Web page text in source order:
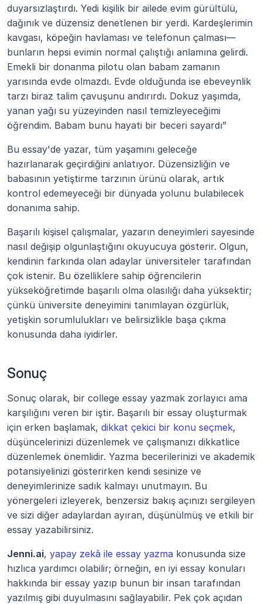
duyarsızlaştırdı. Yedi kişilik bir ailede evim gürültülü,
dağınık ve düzensiz denetlenen bir yerdi. Kardeşlerimin
kavgası, köpeğin havlaması ve telefonun çalması—
bunların hepsi evimin normal çalıştığı anlamına gelirdi.
Emekli bir donanma pilotu olan babam zamanın
yarısında evde olmazdı. Evde olduğunda ise ebeveynlik
tarzı biraz talim çavuşunu andırırdı. Dokuz yaşımda,
yanan yağı su yüzeyinden nasıl temizleyeceğimi
öğrendim. Babam bunu hayati bir beceri sayardı”
Bu essay'de yazar, tüm yaşamını geleceğe
hazırlanarak geçirdiğini anlatıyor. Düzensizliğin ve
babasının yetiştirme tarzının ürünü olarak, artık
kontrol edemeyeceği bir dünyada yolunu bulabilecek
donanıma sahip.
Başarılı kişisel çalışmalar, yazarın deneyimleri sayesinde
nasıl değişip olgunlaştığını okuyucuya gösterir. Olgun,
kendinin farkında olan adaylar üniversiteler tarafından
çok istenir. Bu özelliklere sahip öğrencilerin
yükseköğretimde başarılı olma olasılığı daha yüksektir;
çünkü üniversite deneyimini tanımlayan özgürlük,
yetişkin sorumlulukları ve belirsizlikle başa çıkma
konusunda daha iyidirler.
Sonuç
Sonuç olarak, bir college essay yazmak zorlayıcı ama
karşılığını veren bir iştir. Başarılı bir essay oluşturmak
için erken başlamak, dikkat çekici bir konu seçmek,
düşüncelerinizi düzenlemek ve çalışmanızı dikkatlice
düzenlemek önemlidir. Yazma becerilerinizi ve akademik
potansiyelinizi gösterirken kendi sesinize ve
deneyimlerinize sadık kalmayı unutmayın. Bu
yönergeleri izleyerek, benzersiz bakış açınızı sergileyen
ve sizi diğer adaylardan ayıran, düşünülmüş ve etkili bir
essay yazabilirsiniz.
Jenni.ai, yapay zekâ ile essay yazma konusunda size
hızlıca yardımcı olabilir; örneğin, en iyi essay konuları
hakkında bir essay yazıp bunun bir insan tarafından
yazılmış gibi duyulmasını sağlayabilir. Pek çok açıdan